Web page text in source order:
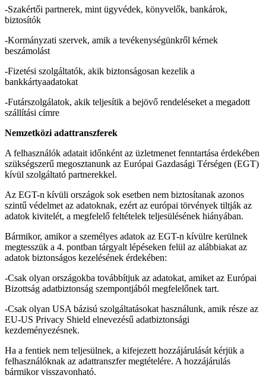
-Szakértői partnerek, mint ügyvédek, könyvelők, bankárok,
biztosítók
-Kormányzati szervek, amik a tevékenységünkről kérnek
beszámolást
-Fizetési szolgáltatók, akik biztonságosan kezelik a
bankkártyaadatokat
-Futárszolgálatok, akik teljesítik a bejövő rendeléseket a megadott
szállítási címre
Nemzetközi adattranszferek
A felhasználók adatait időnként az üzletmenet fenntartása érdekében
szükségszerű megosztanunk az Európai Gazdasági Térségen (EGT)
kívül szolgáltató partnerekkel.
Az EGT-n kívüli országok sok esetben nem biztosítanak azonos
szintű védelmet az adatoknak, ezért az európai törvények tiltják az
adatok kivitelét, a megfelelő feltételek teljesülésének hiányában.
Bármikor, amikor a személyes adatok az EGT-n kívülre kerülnek
megtesszük a 4. pontban tárgyalt lépéseken felül az alábbiakat az
adatok biztonságos kezelésének érdekében:
-Csak olyan országokba továbbítjuk az adatokat, amiket az Európai
Bizottság adatbiztonság szempontjából megfelelőnek tart.
-Csak olyan USA bázisú szolgáltatásokat használunk, amik része az
EU-US Privacy Shield elnevezésű adatbiztonsági
kezdeményezésnek.
Ha a fentiek nem teljesülnek, a kifejezett hozzájárulását kérjük a
felhasználóknak az adattranszfer megtételére. A hozzájárulás
bármikor visszavonható.